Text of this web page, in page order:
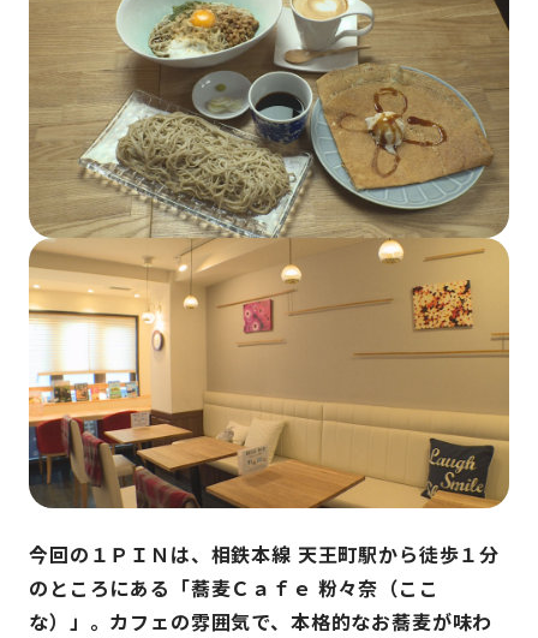
今回の１ＰＩＮは、相鉄本線 天王町駅から徒歩１分
のところにある「蕎麦Ｃａｆｅ 粉々奈（ここ
な）」。カフェの雰囲気で、本格的なお蕎麦が味わ